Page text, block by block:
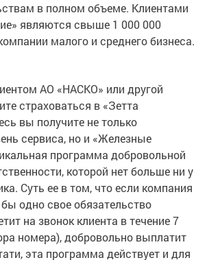
в полном объеме. Клиентами
являются свыше 1 000 000
малого и среднего бизнеса.
АО «НАСКО» или другой
страховаться в «Зетта
вы получите не только
сервиса, но и «Железные
программа добровольной
которой нет больше ни у
Суть ее в том, что если компания
одно свое обязательство
на звонок клиента в течение 7
номера), добровольно выплатит
эта программа действует и для